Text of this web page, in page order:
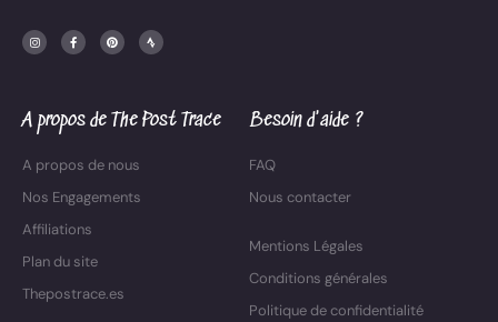
s
t
a
c
e
b
n
t
e
r
a
v
A propos de The Post Trace
A propos de nous
Nos Engagements
Affiliations
Plan du site
Thepostrace.es
Besoin d'aide ?
FAQ
Nous contacter
Mentions Légales
Conditions générales
Politique de confidentialité